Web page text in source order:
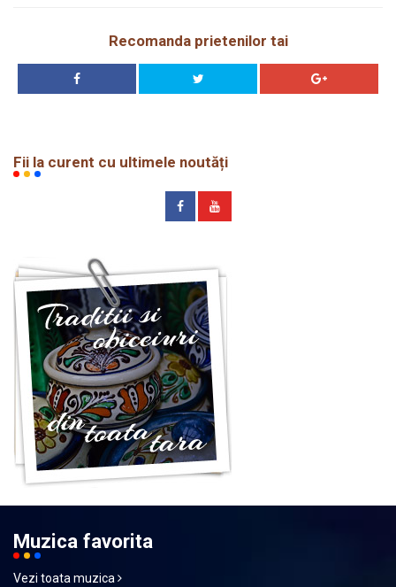
Recomanda prietenilor tai
Fii la curent cu ultimele noutăți
Muzica favorita
Vezi toata muzica